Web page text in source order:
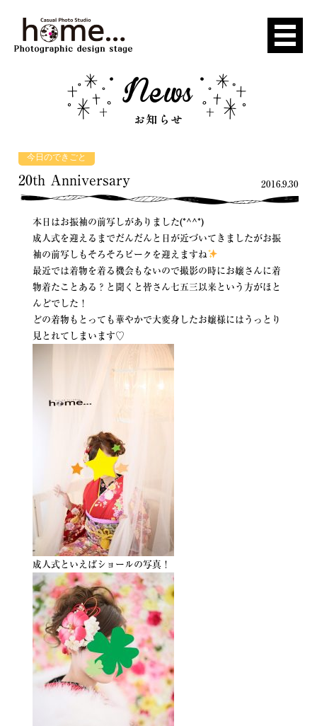
今日のできごと
20th Anniversary 2016.9.30
本日はお振袖の前写しがありました(*^^*)
成人式を迎えるまでだんだんと日が近づいてきましたがお振
袖の前写しもそろそろピークを迎えますね
最近では着物を着る機会もないので撮影の時にお嬢さんに着
物着たことある？と聞くと皆さん七五三以来という方がほと
んどでした！
どの着物もとっても華やかで大変身したお嬢様にはうっとり
見とれてしまいます♡
成人式といえばショールの写真！